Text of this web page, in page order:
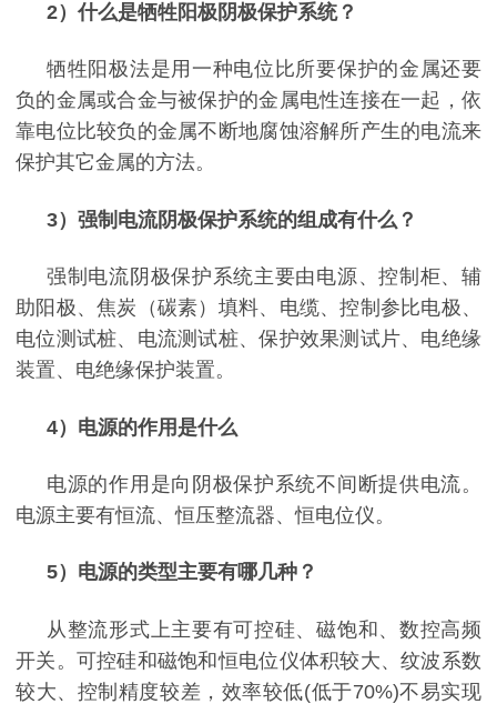
2）什么是牺牲阳极阴极保护系统？
牺牲阳极法是用一种电位比所要保护的金属还要
负的金属或合金与被保护的金属电性连接在一起，依
靠电位比较负的金属不断地腐蚀溶解所产生的电流来
保护其它金属的方法。
3）强制电流阴极保护系统的组成有什么？
强制电流阴极保护系统主要由电源、控制柜、辅
助阳极、焦炭（碳素）填料、电缆、控制参比电极、
电位测试桩、电流测试桩、保护效果测试片、电绝缘
装置、电绝缘保护装置。
4）电源的作用是什么
电源的作用是向阴极保护系统不间断提供电流。
电源主要有恒流、恒压整流器、恒电位仪。
5）电源的类型主要有哪几种？
从整流形式上主要有可控硅、磁饱和、数控高频
开关。可控硅和磁饱和恒电位仪体积较大、纹波系数
较大、控制精度较差，效率较低(低于70%)不易实现